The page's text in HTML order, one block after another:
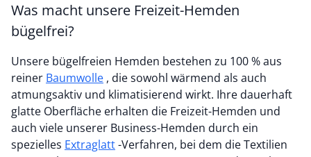
Was macht unsere Freizeit-Hemden
bügelfrei?
Unsere bügelfreien Hemden bestehen zu 100 % aus
reiner Baumwolle , die sowohl wärmend als auch
atmungsaktiv und klimatisierend wirkt. Ihre dauerhaft
glatte Oberfläche erhalten die Freizeit-Hemden und
auch viele unserer Business-Hemden durch ein
spezielles Extraglatt-Verfahren, bei dem die Textilien